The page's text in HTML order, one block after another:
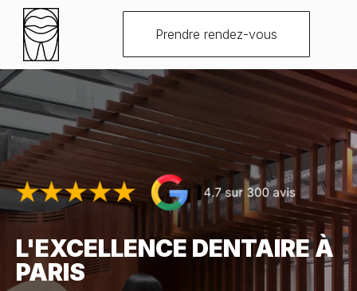
Prendre rendez-vous
L'EXCELLENCE DENTAIRE À
PARIS